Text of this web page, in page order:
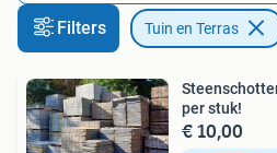
Filters Tuin en Terras
per stuk!
€ 10,00